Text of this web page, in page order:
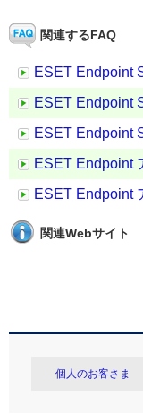
関連するFAQ
ESET Endpoint
ESET Endpoint
ESET Endpoint
ESET Endpoint
ESET Endpoint
関連Webサイト
個人のお客さま